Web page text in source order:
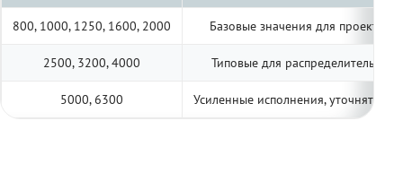
800, 1000, 1250, 1600, 2000 Базовые значения для
2500, 3200, 4000 Типовые для распределительных
5000, 6300 Усиленные исполнения, уточнять по